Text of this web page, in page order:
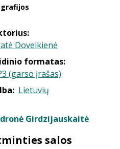
Doveikienė
formatas:
(garso įrašas)
Lietuvių
Girdzijauskaitė
salos